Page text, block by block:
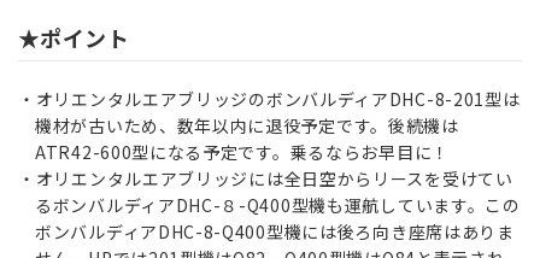
★ポイント
オリエンタルエアブリッジのボンバルディアDHC-8-201型は
機材が古いため、数年以内に退役予定です。後続機は
ATR42-600型になる予定です。乗るならお早目に！
オリエンタルエアブリッジには全日空からリースを受けてい
るボンバルディアDHC-８-Q400型機も運航しています。この
ボンバルディアDHC-8-Q400型機には後ろ向き座席はありま